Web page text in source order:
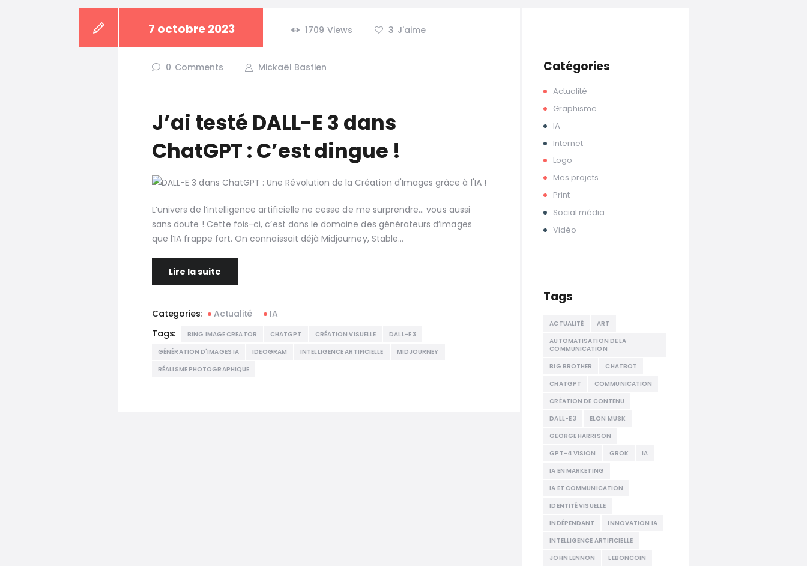
7 octobre 2023 1709 Views 3 J'aime
0 Comments Mickaël Bastien
J’ai testé DALL-E 3 dans
ChatGPT : C’est dingue !
L’univers de l’intelligence artificielle ne cesse de me surprendre… vous aussi
sans doute ! Cette fois-ci, c’est dans le domaine des générateurs d’images
que l’IA frappe fort. On connaissait déjà Midjourney, Stable…
Lire la suite
Categories: Actualité
IA
Tags:
BING IMAGE CREATOR CHATGPT CRÉATION VISUELLE
DALL-E 3
GÉNÉRATION D'IMAGES IA
IDEOGRAM INTELLIGENCE ARTIFICIELLE
MIDJOURNEY
RÉALISME PHOTOGRAPHIQUE
Catégories
Actualité
Graphisme
IA
Internet
Logo
Mes projets
Print
Social média
Vidéo
Tags
ACTUALITÉ
ART
AUTOMATISATION DE LA
COMMUNICATION
BIG BROTHER
CHATBOT
CHATGPT
COMMUNICATION
CRÉATION DE CONTENU
DALL-E 3
ELON MUSK
GEORGE HARRISON
GPT-4 VISION
GROK
IA
IA EN MARKETING
IA ET COMMUNICATION
IDENTITÉ VISUELLE
INDÉPENDANT
INNOVATION IA
INTELLIGENCE ARTIFICIELLE
JOHN LENNON
LEBONCOIN